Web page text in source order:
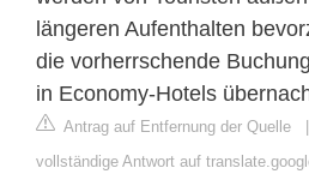
längeren Aufenthalten
die vorherrschende
in Economy-Hotels
Antrag auf Entfernung der Quelle
vollständige Antwort auf